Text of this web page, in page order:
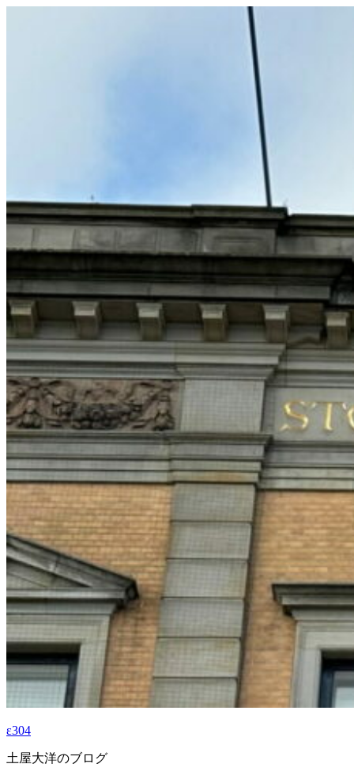
ε304
土屋大洋のブログ